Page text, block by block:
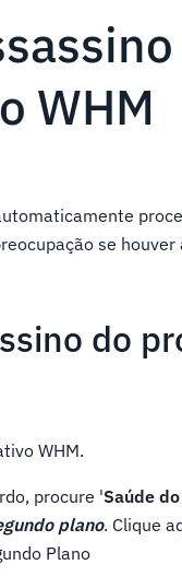
WHM
se
do
WHM.
procure 'Saúde
plano. Clique
Plano